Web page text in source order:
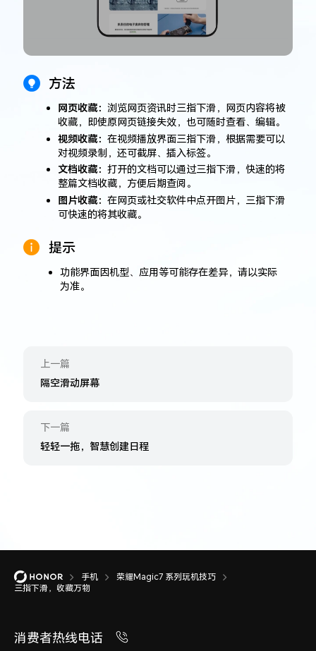
方法
网页收藏： 浏览网页资讯时三指下滑，网页内容将被
收藏，即使原网页链接失效，也可随时查看、编辑。
视频收藏： 在视频播放界面三指下滑，根据需要可以
对视频录制，还可截屏、插入标签。
文档收藏： 打开的文档可以通过三指下滑，快速的将
整篇文档收藏，方便后期查阅。
图片收藏： 在网页或社交软件中点开图片，三指下滑
可快速的将其收藏。
提示
功能界面因机型、应用等可能存在差异，请以实际
为⁠准。
上一篇
隔空滑动屏幕
下一篇
轻轻一拖，智慧创建日程
手机
荣耀Magic7 系列玩机技巧
三指下滑，收藏万物
消费者热线电话